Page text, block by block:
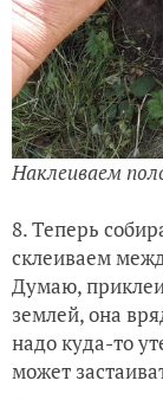
Наклеиваем
8. Теперь
склеиваем
Думаю,
землей, она
надо куда-то
может